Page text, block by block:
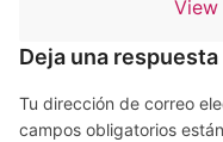
Deja una respuesta
Tu dirección de correo
campos obligatorios